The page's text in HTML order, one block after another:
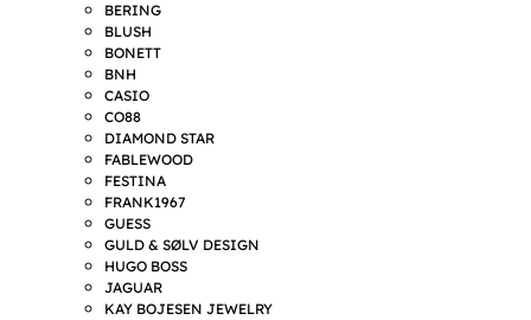
BERING
BLUSH
BONETT
BNH
CASIO
CO88
DIAMOND STAR
FABLEWOOD
FESTINA
FRANK1967
GUESS
GULD & SØLV DESIGN
HUGO BOSS
JAGUAR
KAY BOJESEN JEWELRY